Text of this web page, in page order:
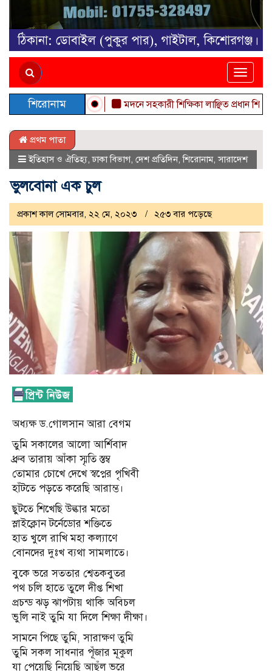
Toggle
শিরোনাম মদনে সহকারী শিক্ষিকা লাঞ্ছিত প্রধান শিক্ষকের
প্রথম পাতা
ইতিহাস ও ঐতিহ্য,ঢাকা বিভাগ, দেশ প্রতিদিন,শিরোনাম,সারাদেশ
ভুলবোনা এক চুল
প্রকাশ কাল সোমবার, ২২ মে, ২০২৩ ২৫৩ বার পড়েছে
অধ্যক্ষ ড.গোলসান আরা বেগম
তুমি সকালের আলো আর্শিবাদ
ধ্রুব তারায় আঁকা স্মৃতি স্তম্ব
তোমার চোখে দেখে স্বপ্নের পৃখিবী
হাঁটতে পড়তে করেছি আরাম্ভ।
ছুটতে শিখেছি উল্কার মতো
স্লাইক্লোন টর্নেডোর শক্তিতে
হাত খুলে রাখি মহা কল্যাণে
বোনদের দুঃখ ব্যথা সামলাতে।
বুকে ভরে সততার শ্বেতকবুতর
পথ চলি হাতে তুলে দীপ্ত শিখা
প্রচন্ড ঝড় ঝাপটায় থাকি অবিচল
ভুলি নাই তুমি যা দিলে শিক্ষা দীক্ষা।
সামনে পিছে তুমি, সারাক্ষণ তুমি
তুমি সকল সাধনার পূঁজার মূকুল
যা পেয়েছি নিয়েছি আছঁল ভরে